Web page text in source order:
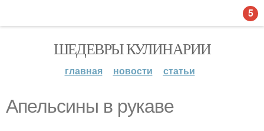
ШЕДЕВРЫ КУЛИНАРИИ
главная новости статьи
Апельсины в рукаве
5